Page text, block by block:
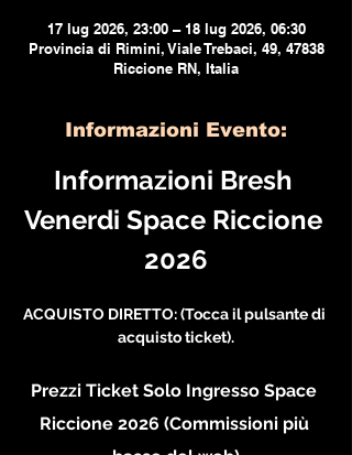
17 lug 2026, 23:00 – 18 lug 2026, 06:30
Provincia di Rimini, Viale Trebaci, 49, 47838
Riccione RN, Italia
Informazioni Evento:
Informazioni Bresh
Venerdi Space Riccione
2026
ACQUISTO DIRETTO: (Tocca il pulsante di
acquisto ticket).
Prezzi Ticket Solo Ingresso Space
Riccione 2026 (Commissioni più